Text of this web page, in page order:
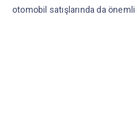
otomobil satışlarında da önemli